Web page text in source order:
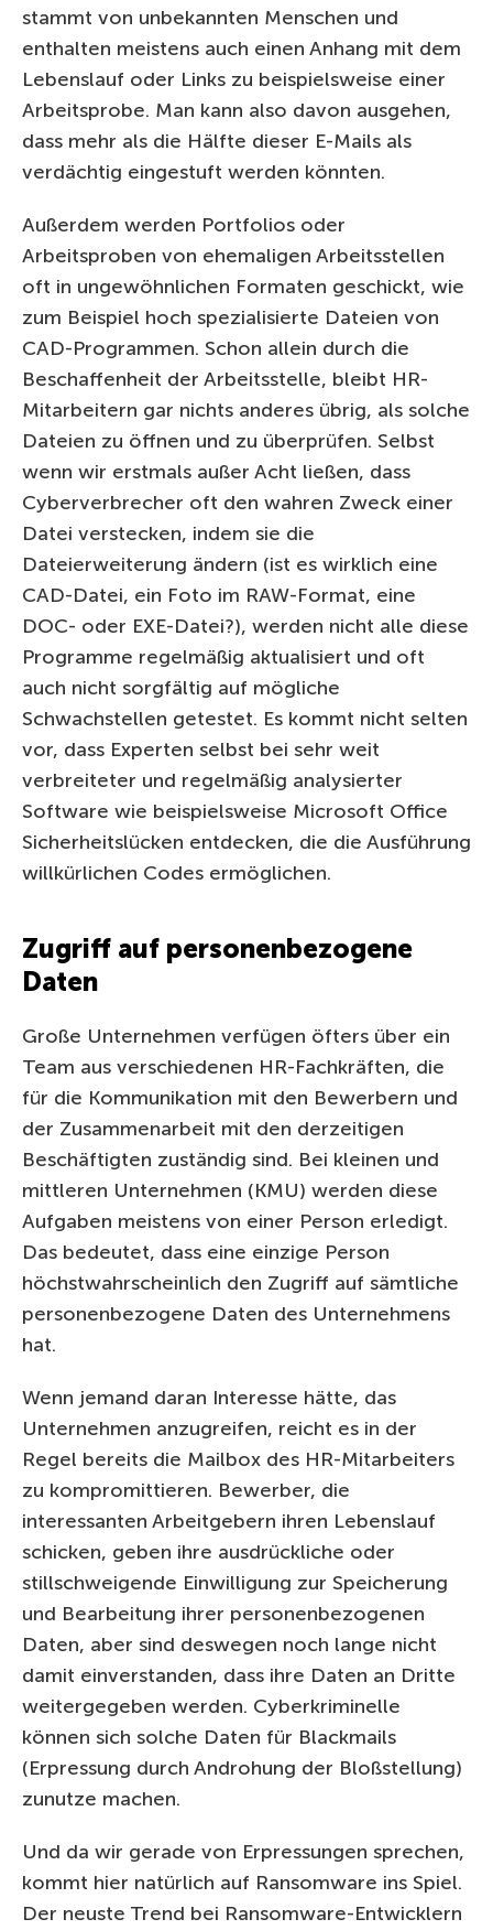
stammt von unbekannten Menschen und
enthalten meistens auch einen Anhang mit dem
Lebenslauf oder Links zu beispielsweise einer
Arbeitsprobe. Man kann also davon ausgehen,
dass mehr als die Hälfte dieser E-Mails als
verdächtig eingestuft werden könnten.
Außerdem werden Portfolios oder
Arbeitsproben von ehemaligen Arbeitsstellen
oft in ungewöhnlichen Formaten geschickt, wie
zum Beispiel hoch spezialisierte Dateien von
CAD-Programmen. Schon allein durch die
Beschaffenheit der Arbeitsstelle, bleibt HR-
Mitarbeitern gar nichts anderes übrig, als solche
Dateien zu öffnen und zu überprüfen. Selbst
wenn wir erstmals außer Acht ließen, dass
Cyberverbrecher oft den wahren Zweck einer
Datei verstecken, indem sie die
Dateierweiterung ändern (ist es wirklich eine
CAD-Datei, ein Foto im RAW-Format, eine
DOC- oder EXE-Datei?), werden nicht alle diese
Programme regelmäßig aktualisiert und oft
auch nicht sorgfältig auf mögliche
Schwachstellen getestet. Es kommt nicht selten
vor, dass Experten selbst bei sehr weit
verbreiteter und regelmäßig analysierter
Software wie beispielsweise Microsoft Office
Sicherheitslücken entdecken, die die Ausführung
willkürlichen Codes ermöglichen.
Zugriff auf personenbezogene
Daten
Große Unternehmen verfügen öfters über ein
Team aus verschiedenen HR-Fachkräften, die
für die Kommunikation mit den Bewerbern und
der Zusammenarbeit mit den derzeitigen
Beschäftigten zuständig sind. Bei kleinen und
mittleren Unternehmen (KMU) werden diese
Aufgaben meistens von einer Person erledigt.
Das bedeutet, dass eine einzige Person
höchstwahrscheinlich den Zugriff auf sämtliche
personenbezogene Daten des Unternehmens
hat.
Wenn jemand daran Interesse hätte, das
Unternehmen anzugreifen, reicht es in der
Regel bereits die Mailbox des HR-Mitarbeiters
zu kompromittieren. Bewerber, die
interessanten Arbeitgebern ihren Lebenslauf
schicken, geben ihre ausdrückliche oder
stillschweigende Einwilligung zur Speicherung
und Bearbeitung ihrer personenbezogenen
Daten, aber sind deswegen noch lange nicht
damit einverstanden, dass ihre Daten an Dritte
weitergegeben werden. Cyberkriminelle
können sich solche Daten für Blackmails
(Erpressung durch Androhung der Bloßstellung)
zunutze machen.
Und da wir gerade von Erpressungen sprechen,
kommt hier natürlich auf Ransomware ins Spiel.
Der neuste Trend bei Ransomware-Entwicklern